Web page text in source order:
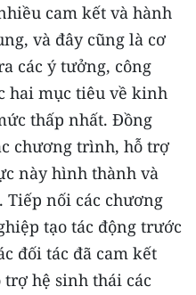
cam kết và hành
và đây cũng là cơ
các ý tưởng, công
hai mục tiêu về kinh
thấp nhất. Ðồng
chương trình, hỗ trợ
này hình thành và
nối các chương
tạo tác động trước
đối tác đã cam kết
trợ hệ sinh thái các